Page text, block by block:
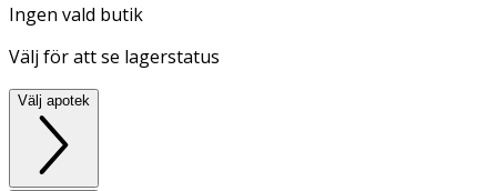
Ingen vald butik
Välj för att se lagerstatus
Välj apotek